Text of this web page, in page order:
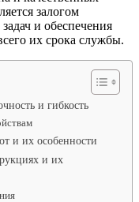
залогом
и обеспечения
их срока службы.
и гибкость
и их особенности
и их